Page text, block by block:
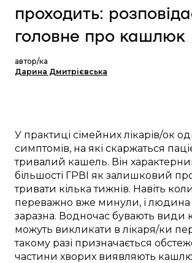
проходить:
головне про кашлюк
автор/ка
Дарина Дмитрієвська
У практиці сімейних лікарів/ок
симптомів, на які скаржаться
тривалий кашель. Він
більшості ГРВІ як залишковий
тривати кілька тижнів. Навіть
переважно вже минули, і людина
заразна. Водночас бувають види
можуть викликати в лікаря/ки
такому разі призначається
частини хворих виявляють